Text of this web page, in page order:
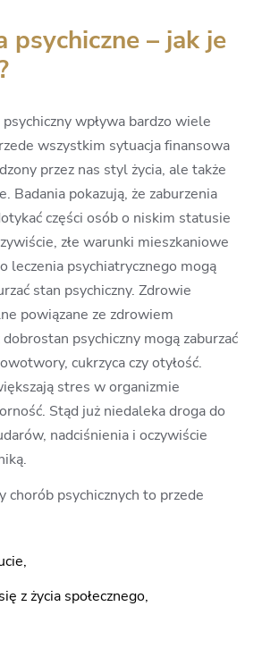
psychiczne – jak je
wpływa bardzo wiele
wszystkim sytuacja finansowa
przez nas styl życia, ale także
Badania pokazują, że zaburzenia
części osób o niskim statusie
złe warunki mieszkaniowe
leczenia psychiatrycznego mogą
stan psychiczny. Zdrowie
powiązane ze zdrowiem
psychiczny mogą zaburzać
cukrzyca czy otyłość.
stres w organizmie
Stąd już niedaleka droga do
nadciśnienia i oczywiście
chorób psychicznych to przede
z życia społecznego,